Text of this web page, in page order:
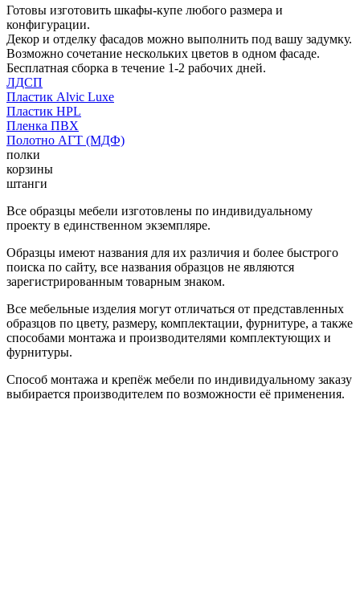
Готовы изготовить шкафы-купе любого размера и
конфигурации.
Декор и отделку фасадов можно выполнить под вашу задумку.
Возможно сочетание нескольких цветов в одном фасаде.
Бесплатная сборка в течение 1-2 рабочих дней.
ЛДСП
Пластик Alvic Luxe
Пластик HPL
Пленка ПВХ
Полотно АГТ (МДФ)
полки
корзины
штанги
Все образцы мебели изготовлены по индивидуальному
проекту в единственном экземпляре.
Образцы имеют названия для их различия и более быстрого
поиска по сайту, все названия образцов не являются
зарегистрированным товарным знаком.
Все мебельные изделия могут отличаться от представленных
образцов по цвету, размеру, комплектации, фурнитуре, а также
способами монтажа и производителями комплектующих и
фурнитуры.
Способ монтажа и крепёж мебели по индивидуальному заказу
выбирается производителем по возможности её применения.